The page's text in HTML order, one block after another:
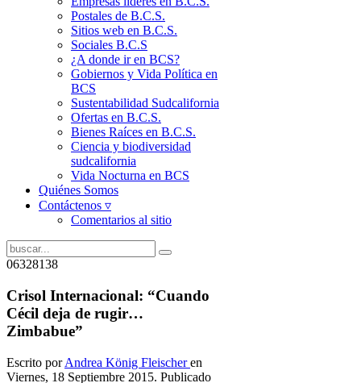
Postales de B.C.S.
Sitios web en B.C.S.
Sociales B.C.S
¿A donde ir en BCS?
Gobiernos y Vida Política en
BCS
Sustentabilidad Sudcalifornia
Ofertas en B.C.S.
Bienes Raíces en B.C.S.
Ciencia y biodiversidad
sudcalifornia
Vida Nocturna en BCS
Quiénes Somos
Contáctenos ▿
Comentarios al sitio
06328138
Crisol Internacional: “Cuando
Cécil deja de rugir…
Zimbabue”
Escrito porAndrea König Fleischeren
Viernes, 18 Septiembre 2015. Publicado